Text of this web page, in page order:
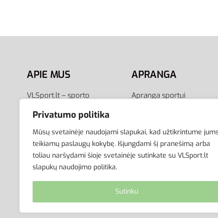
Privatumo politika
Mūsų svetainėje naudojami slapukai, kad užtikrintume
teikiamų paslaugų kokybę. Išjungdami šį pranešimą arba
toliau naršydami šioje svetainėje sutinkate su VLSport.lt
slapukų naudojimo politika.
Sutinku
Pasirinkti savybes
APIE MUS
VLSport.lt – sporto
el.parduotuvė aktyviam
gyvenimo būdui. Čia rasite
aprangą visai šeimai –
vyrams, moterims bei
vaikams.
APRANGA
Apranga sportui
Aksesuarai
Krepšiai